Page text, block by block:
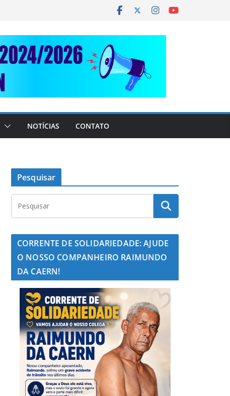
NOTÍCIAS CONTATO
Pesquisar
CORRENTE DE SOLIDARIEDADE: AJUDE
O NOSSO COMPANHEIRO RAIMUNDO
DA CAERN!